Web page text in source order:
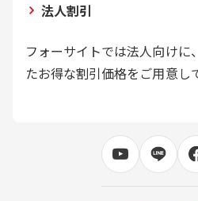
法人割引
フォーサイトでは法人向けに
たお得な割引価格をご用意し